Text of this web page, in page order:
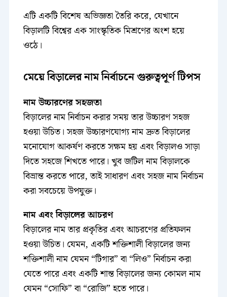
এটি একটি বিশেষ অভিজ্ঞতা তৈরি করে, যেখানে
বিড়ালটি বিশ্বের এক সাংস্কৃতিক মিশ্রণের অংশ হয়ে
ওঠে।
মেয়ে বিড়ালের নাম নির্বাচনে গুরুত্বপূর্ণ টিপস
নাম উচ্চারণের সহজতা
বিড়ালের নাম নির্বাচন করার সময় তার উচ্চারণ সহজ
হওয়া উচিত। সহজ উচ্চারণযোগ্য নাম দ্রুত বিড়ালের
মনোযোগ আকর্ষণ করতে সক্ষম হয় এবং বিড়ালও সাড়া
দিতে সহজে শিখতে পারে। খুব জটিল নাম বিড়ালকে
বিভ্রান্ত করতে পারে, তাই সাধারণ এবং সহজ নাম নির্বাচন
করা সবচেয়ে উপযুক্ত।
নাম এবং বিড়ালের আচরণ
বিড়ালের নাম তার প্রকৃতির এবং আচরণের প্রতিফলন
হওয়া উচিত। যেমন, একটি শক্তিশালী বিড়ালের জন্য
শক্তিশালী নাম যেমন “টিগার” বা “লিও” নির্বাচন করা
যেতে পারে এবং একটি শান্ত বিড়ালের জন্য কোমল নাম
যেমন “সোফি” বা “রোজি” হতে পারে।